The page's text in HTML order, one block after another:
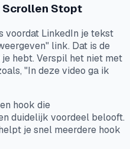
Scrollen Stopt
voordat LinkedIn je tekst
link. Dat is de
hebt. Verspil het niet met
"In deze video ga ik
hook die
duidelijk voordeel belooft.
je snel meerdere hook